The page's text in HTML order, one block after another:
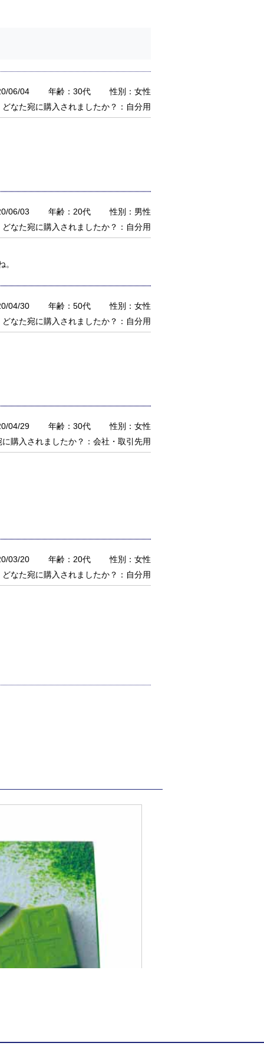
06/04 年齢：30代
性別：女性
どなた宛に購入されましたか？：自分用
06/03 年齢：20代
性別：男性
どなた宛に購入されましたか？：自分用
04/30 年齢：50代
性別：女性
どなた宛に購入されましたか？：自分用
04/29 年齢：30代
性別：女性
に購入されましたか？：会社・取引先用
03/20 年齢：20代
性別：女性
どなた宛に購入されましたか？：自分用